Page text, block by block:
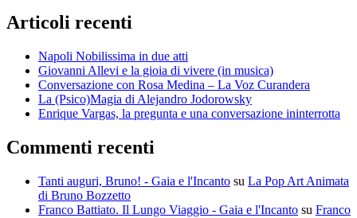
Articoli recenti
Napoli Nobilissima in due atti
Giovanni Allevi e la gioia di vivere (in musica)
Conversazione con Rosa Medina – La Voz Curandera
La (Psico)Magia di Alejandro Jodorowsky
Enrique Vargas, la pregunta e una conversazione ininterrotta
Commenti recenti
Tanti auguri, Bruno! - Gaia e l'Incanto su La Pop Art Animata
di Bruno Bozzetto
Franco Battiato. Il Lungo Viaggio - Gaia e l'Incanto su Franco